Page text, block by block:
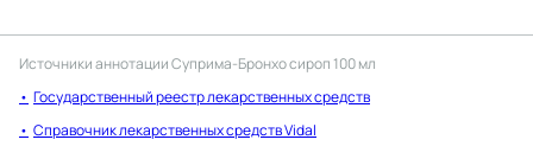
Источники аннотацииСуприма-Бронхо сироп 100 мл
Государственный реестр лекарственных средств
Справочник лекарственных средств Vidal